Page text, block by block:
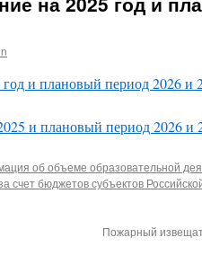
и плановый период 2026 и
и плановый период 2026 и
об объеме образовательной
счет бюджетов субъектов
Пожарный